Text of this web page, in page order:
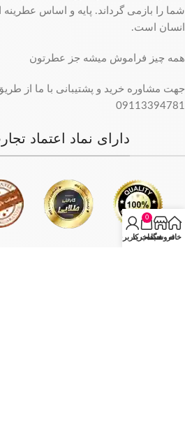
شما را بازمی گرداند. پایه و اساس عطرینه
انسان است.
همه چیز فراموش میشه جز عطرتون
جهت مشاوره خرید و پشتیبانی با ما از
09113394781
دارای نماد اعتماد
خانهفروشگاه
0
سبد خرید
حساب کاربری من